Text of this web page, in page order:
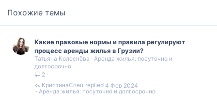
достижения баланса между работой и личной жизнью! Если у
не стесняйтесь задавать. Удачи вам!
Похожие темы
Какие правовые нормы и правила регулируют
процесс аренды жилья в Грузии?
Татьяна Колеснёва
Аренда жилья: посуточно и
долгосрочно
2
Аренда жилья: посуточно и долгосрочно
4 Фев 2024
КристинаСпец